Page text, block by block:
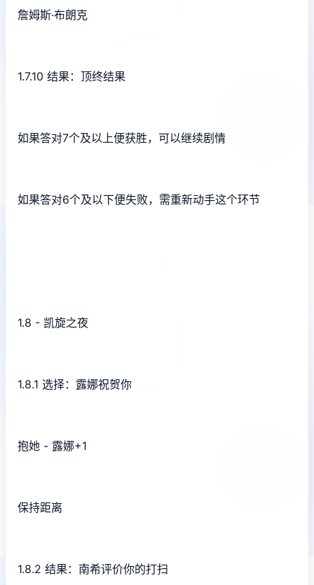
詹姆斯·布朗克
1.7.10 结果：顶终结果
如果答对7个及以上便获胜，可以继续剧情
如果答对6个及以下便失败，需重新动手这个环节
1.8 - 凯旋之夜
1.8.1 选择：露娜祝贺你
抱她 - 露娜+1
保持距离
1.8.2 结果：南希评价你的打扫